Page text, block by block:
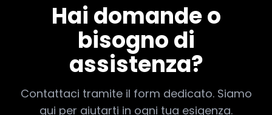
Hai domande o
bisogno di
assistenza?
Contattaci tramite il form dedicato. Siamo
qui per aiutarti in ogni tua esigenza.